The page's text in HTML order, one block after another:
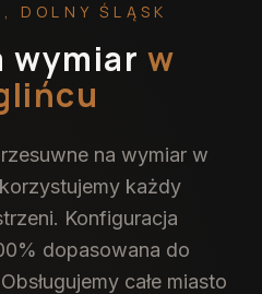
, DOLNY ŚLĄSK
wymiar w
na wymiar w
każdy
Konfiguracja
dopasowana do
Obsługujemy całe miasto